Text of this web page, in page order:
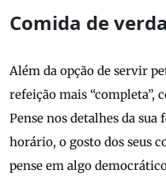
Comida de
Além da opção de servir
refeição mais “completa”,
Pense nos detalhes da
horário, o gosto dos seus
pense em algo